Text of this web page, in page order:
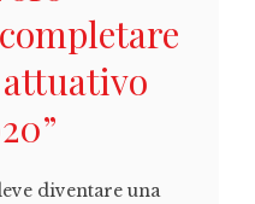
diventare una